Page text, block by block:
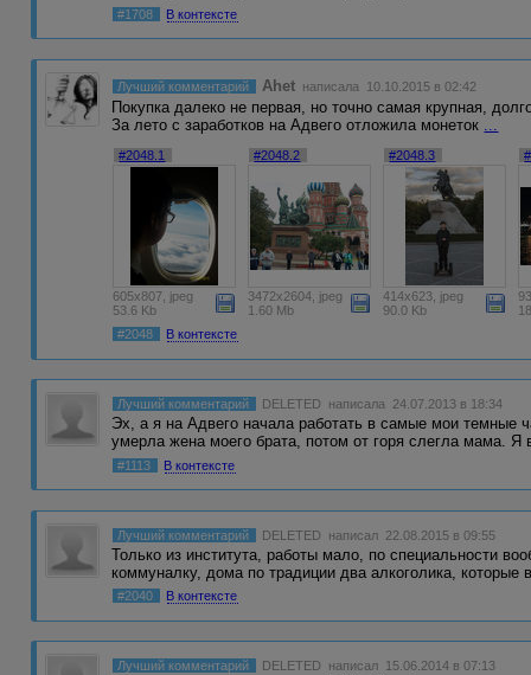
#1708 В контексте
Лучший комментарий Ahet написала 10.10.2015 в 02:42
Покупка далеко не первая, но точно самая крупная,
За лето с заработков на Адвего отложила монеток
#2048.1
605x807, jpeg
53.6 Kb
#2048.2
3472x2604, jpeg
1.60 Mb
#2048.3
414x623, jpeg
90.0 Kb
#2048
В контексте
Лучший комментарий DELETED написала 24.07.2013 в 18:34
Эх, а я на Адвего начала работать в самые мои темные
умерла жена моего брата, потом от горя слегла мама. Я
#1113 В контексте
Лучший комментарий DELETED написал 22.08.2015 в 09:55
Только из института, работы мало, по специальности
коммуналку, дома по традиции два алкоголика, которые
#2040 В контексте
Лучший комментарий DELETED написал 15.06.2014 в 07:13